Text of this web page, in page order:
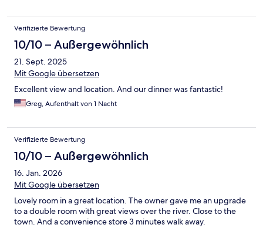
Verifizierte Bewertung
10/10 – Außergewöhnlich
21. Sept. 2025
Mit Google übersetzen
Excellent view and location. And our dinner was fantastic!
Greg, Aufenthalt von 1 Nacht
Verifizierte Bewertung
10/10 – Außergewöhnlich
16. Jan. 2026
Mit Google übersetzen
Lovely room in a great location. The owner gave me an upgrade
to a double room with great views over the river. Close to the
town. And a convenience store 3 minutes walk away.